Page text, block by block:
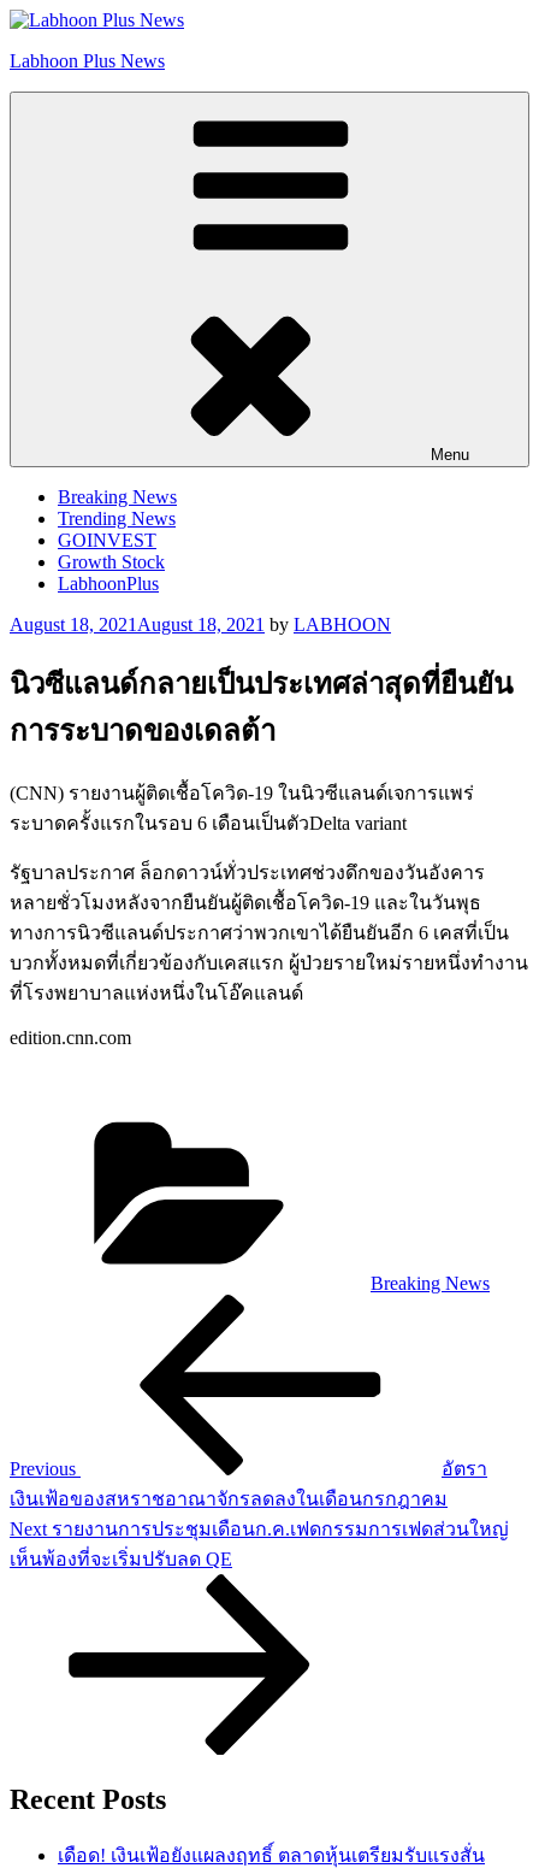
Skip
content
Labhoon Plus News
Menu
Breaking News
Trending News
GOINVEST
Growth Stock
LabhoonPlus
Posted
August 18, 2021 August 18, 2021 by LABHOON
นิวซีแลนด์กลายเป็นประเทศล่าสุดที่ยืนยัน
การระบาดของเดลต้า
(CNN) รายงานผู้ติดเชื้อโควิด-19 ในนิวซีแลนด์เจการแพร่
ระบาดครั้งแรกในรอบ 6 เดือนเป็นตัวDelta variant
รัฐบาลประกาศ ล็อกดาวน์ทั่วประเทศช่วงดึกของวันอังคาร
หลายชั่วโมงหลังจากยืนยันผู้ติดเชื้อโควิด-19 และในวันพุธ
ทางการนิวซีแลนด์ประกาศว่าพวกเขาได้ยืนยันอีก 6 เคสที่เป็น
บวกทั้งหมดที่เกี่ยวข้องกับเคสแรก ผู้ป่วยรายใหม่รายหนึ่งทำงาน
ที่โรงพยาบาลแห่งหนึ่งในโอ๊คแลนด์
edition.cnn.com
Breaking News
Previous
อัตรา
เงินเฟ้อของสหราชอาณาจักรลดลงในเดือนกรกฎาคม
Next
Post
Next รายงานการประชุมเดือนก.ค.เฟดกรรมการเฟดส่วนใหญ่
เห็นพ้องที่จะเริ่มปรับลด QE
Recent Posts
เดือด! เงินเฟ้อยังแผลงฤทธิ์ ตลาดหุ้นเตรียมรับแรงสั่น